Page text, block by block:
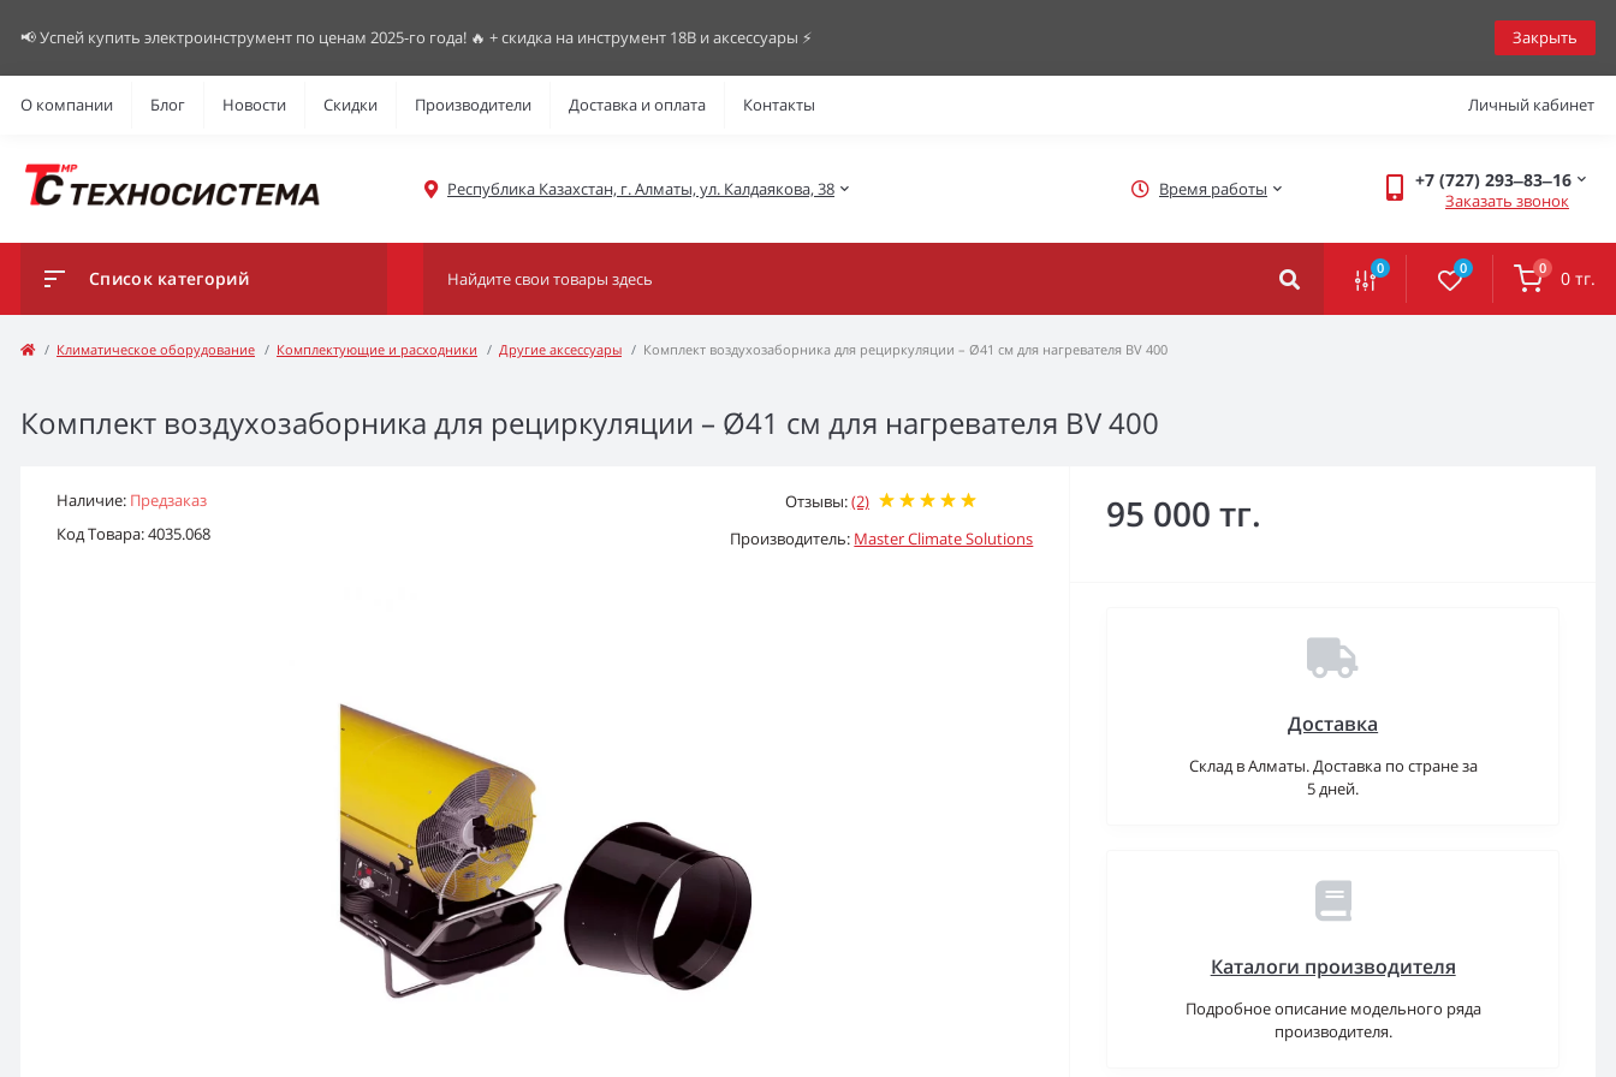
📢 Успей купить электроинструмент по ценам 2025-го года! 🔥 + скидка на инструмент 18В и аксессуары ⚡️ Закрыть
О компании Блог Новости Скидки Производители Доставка и оплата Контакты Личный кабинет
Республика Казахстан, г. Алматы, ул. Калдаякова, 38 Время работы +7 (727) 293‒83‒16
Заказать звонок
Список категорий 0 0 0 0 тг.
Климатическое оборудование Комплектующие и расходники Другие аксессуары Комплект воздухозаборника для рециркуляции – Ø41 см для нагревателя BV 400
Комплект воздухозаборника для рециркуляции – Ø41 см для нагревателя BV 400
Наличие: Предзаказ
Код Товара: 4035.068
Отзывы:(2)
Производитель: Master Climate Solutions
95 000 тг.
Доставка
Склад в Алматы. Доставка по стране за
5 дней.
Каталоги производителя
Подробное описание модельного ряда
производителя.